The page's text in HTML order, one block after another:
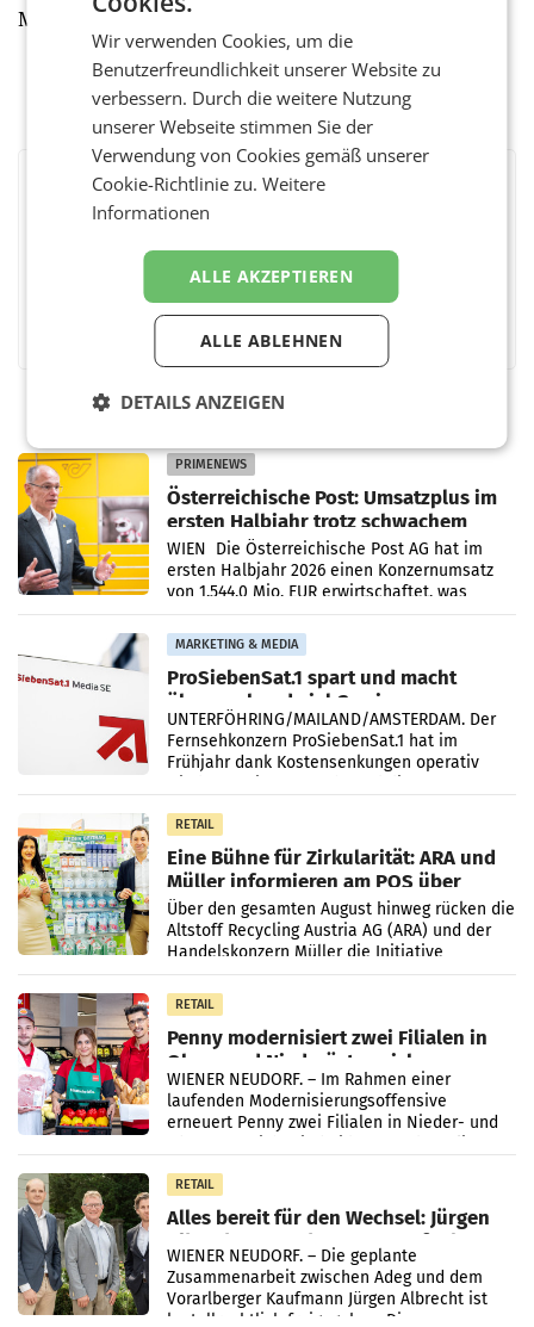
Marketings voll auszuschöpfen.“
BEWERTEN SIE DIESEN ARTIKEL
PRIMENEWS
Österreichische Post: Umsatzplus im
ersten Halbjahr trotz schwachem
Briefgeschäft
WIEN Die Österreichische Post AG hat im
ersten Halbjahr 2026 einen Konzernumsatz
von 1.544,0 Mio. EUR erwirtschaftet, was
einem Plus von 3,8 Prozent gegenüber dem
Vergleichszeitraum
MARKETING & MEDIA
ProSiebenSat.1 spart und macht
überraschend viel Gewinn
UNTERFÖHRING/MAILAND/AMSTERDAM. Der
Fernsehkonzern ProSiebenSat.1 hat im
Frühjahr dank Kostensenkungen operativ
RETAIL
Eine Bühne für Zirkularität: ARA und
Müller informieren am POS über
Kreislauffähigkeit
Über den gesamten August hinweg rücken die
Altstoff Recycling Austria AG (ARA) und der
Handelskonzern Müller die Initiative
„Kreislauf-Helden“ in allen österreichischen
Müller-Filialen
RETAIL
Penny modernisiert zwei Filialen in
Ober- und Niederösterreich
WIENER NEUDORF. – Im Rahmen einer
laufenden Modernisierungsoffensive
erneuert Penny zwei Filialen in Nieder- und
RETAIL
Alles bereit für den Wechsel: Jürgen
Albrecht setzt ab 1.1.2027 auf Adeg
WIENER NEUDORF. – Die geplante
Zusammenarbeit zwischen Adeg und dem
Vorarlberger Kaufmann Jürgen Albrecht ist
kartellrechtlich freigegeben: Die
Wir verwenden Cookies, um die
Benutzerfreundlichkeit unserer Website zu
verbessern. Durch die weitere Nutzung
unserer Webseite stimmen Sie der
Verwendung von Cookies gemäß unserer
Cookie-Richtlinie zu.Weitere
Informationen
ALLE AKZEPTIEREN
ALLE ABLEHNEN
DETAILS ANZEIGEN